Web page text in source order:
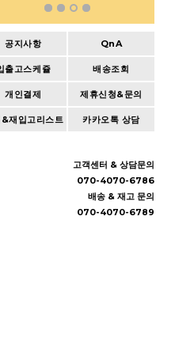
공지사항 QnA
출고스케쥴 배송조회
개인결제 제휴신청&문의
재입고리스트 카카오톡 상담
고객센터 & 상담문의
070-4070-6786
배송 & 재고 문의
070-4070-6789
BUY IT NOW
Wishlist